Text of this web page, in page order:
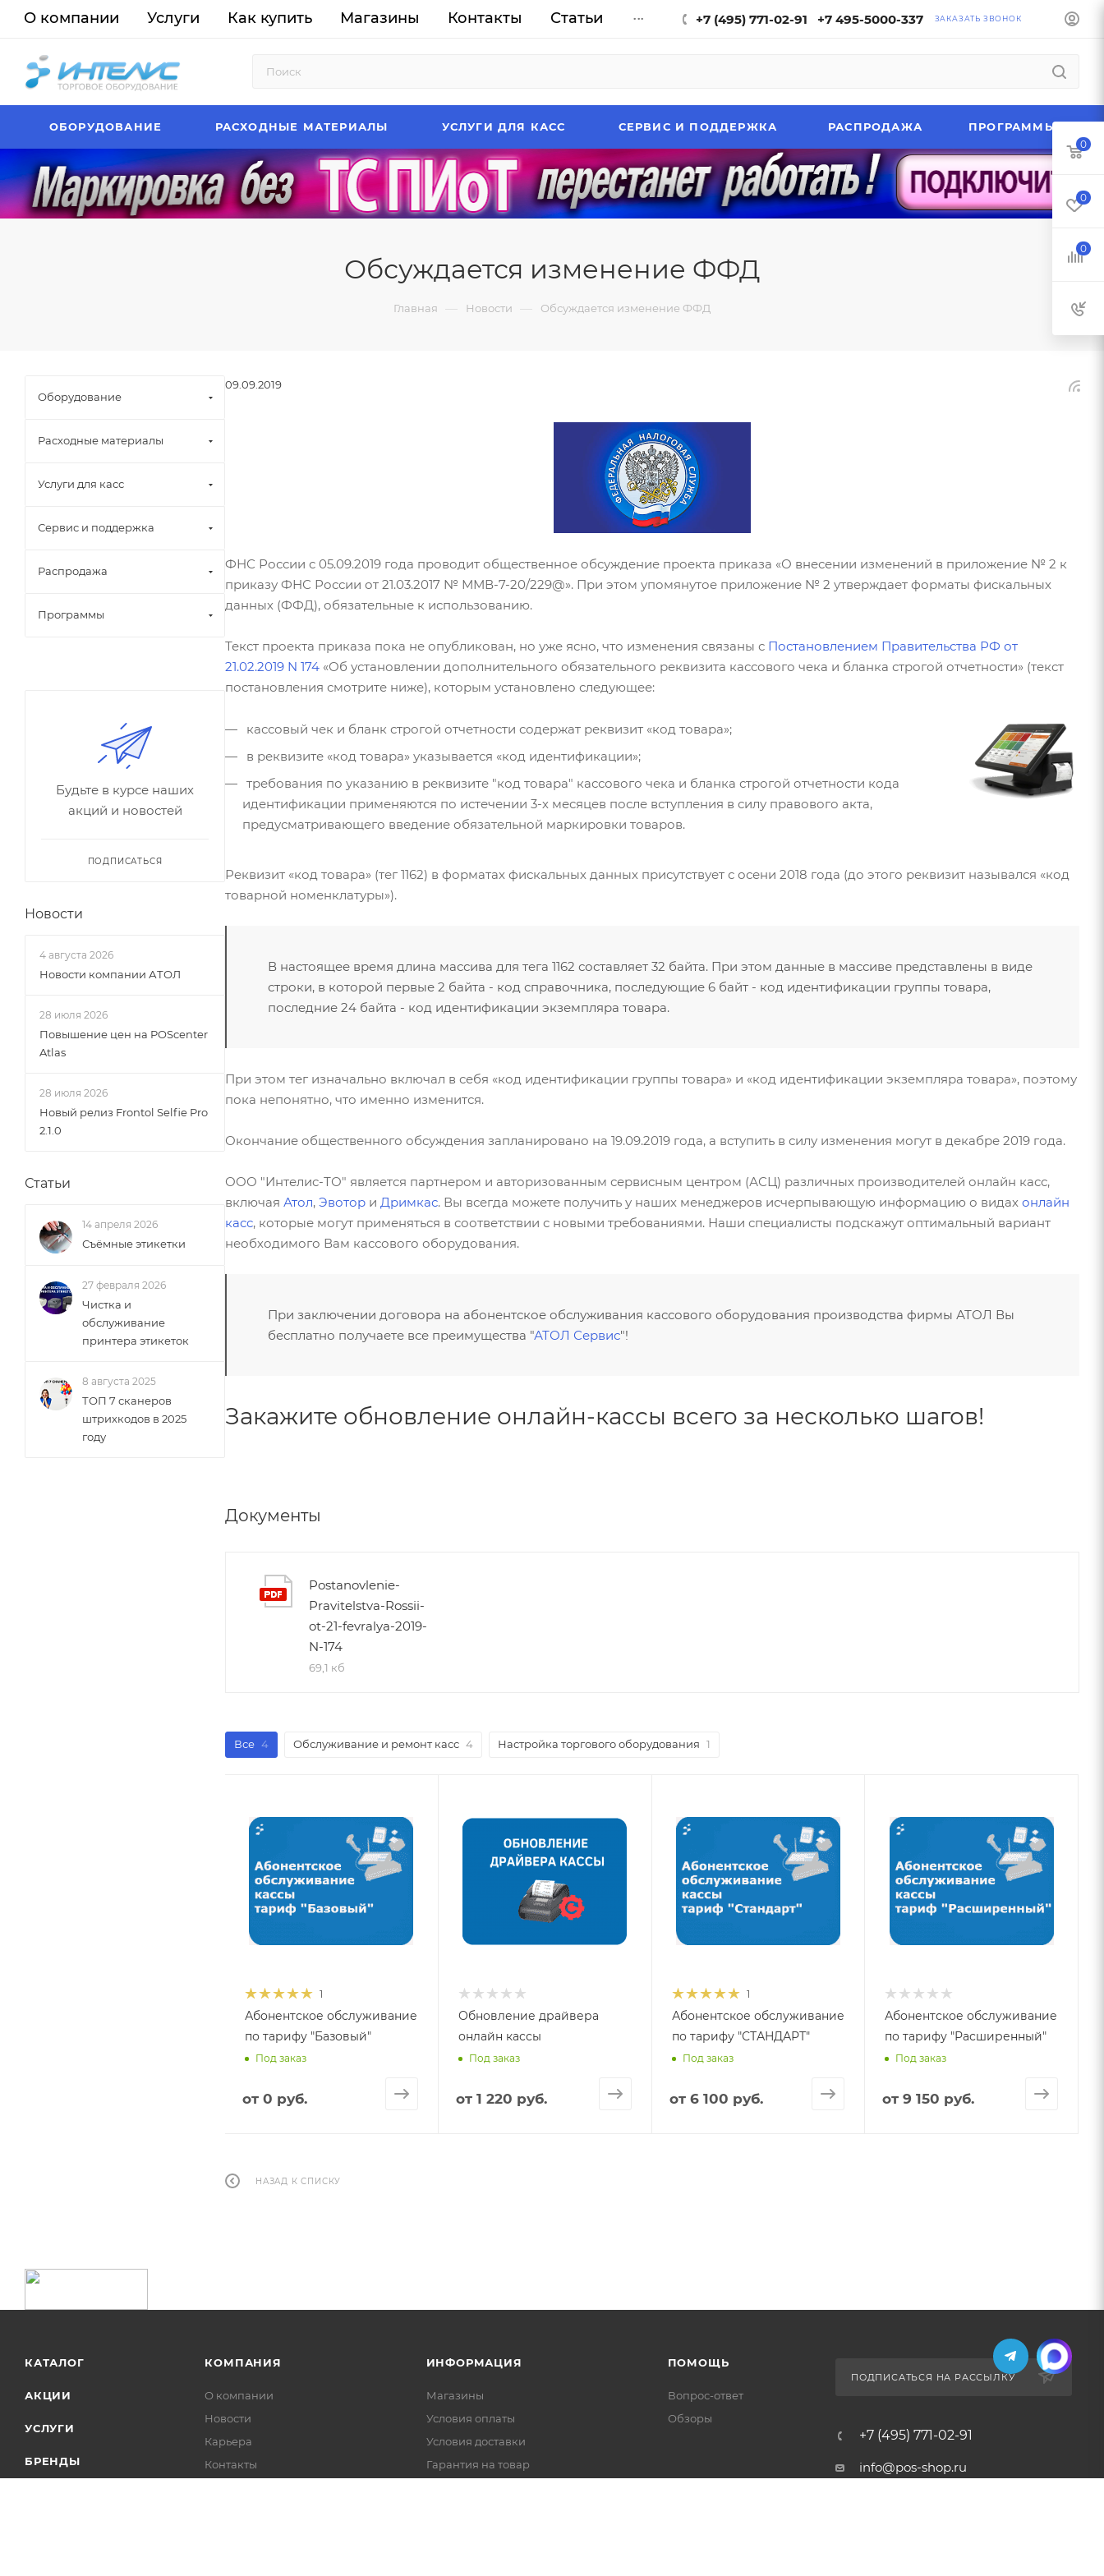
О компании Услуги Как купить Магазины Контакты Статьи ... +7 (495) 771-02-91 +7 495-5000-337 ЗАКАЗАТЬ ЗВОНОК
ОБОРУДОВАНИЕ РАСХОДНЫЕ МАТЕРИАЛЫ УСЛУГИ ДЛЯ КАСС СЕРВИС И ПОДДЕРЖКА РАСПРОДАЖА ПРОГРАММЫ
Обсуждается изменение ФФД
Главная — Новости — Обсуждается изменение ФФД
09.09.2019
ФНС России с 05.09.2019 года проводит общественное обсуждение проекта приказа «О внесении изменений в приложение № 2 к
приказу ФНС России от 21.03.2017 № ММВ-7-20/229@». При этом упомянутое приложение № 2 утверждает форматы фискальных
данных (ФФД), обязательные к использованию.
Текст проекта приказа пока не опубликован, но уже ясно, что изменения связаны с Постановлением Правительства РФ от
21.02.2019 N 174 «Об установлении дополнительного обязательного реквизита кассового чека и бланка строгой отчетности» (текст
постановления смотрите ниже), которым установлено следующее:
кассовый чек и бланк строгой отчетности содержат реквизит «код товара»;
в реквизите «код товара» указывается «код идентификации»;
требования по указанию в реквизите "код товара" кассового чека и бланка строгой отчетности кода
идентификации применяются по истечении 3-х месяцев после вступления в силу правового акта,
предусматривающего введение обязательной маркировки товаров.
Реквизит «код товара» (тег 1162) в форматах фискальных данных присутствует с осени 2018 года (до этого реквизит назывался «код
товарной номенклатуры»).
В настоящее время длина массива для тега 1162 составляет 32 байта. При этом данные в массиве представлены в виде
строки, в которой первые 2 байта - код справочника, последующие 6 байт - код идентификации группы товара,
последние 24 байта - код идентификации экземпляра товара.
При этом тег изначально включал в себя «код идентификации группы товара» и «код идентификации экземпляра товара», поэтому
пока непонятно, что именно изменится.
Окончание общественного обсуждения запланировано на 19.09.2019 года, а вступить в силу изменения могут в декабре 2019 года.
ООО "Интелис-ТО" является партнером и авторизованным сервисным центром (АСЦ) различных производителей онлайн касс,
включая Атол, Эвотор и Дримкас. Вы всегда можете получить у наших менеджеров исчерпывающую информацию о видах онлайн
касс, которые могут применяться в соответствии с новыми требованиями. Наши специалисты подскажут оптимальный вариант
необходимого Вам кассового оборудования.
При заключении договора на абонентское обслуживания кассового оборудования производства фирмы АТОЛ Вы
бесплатно получаете все преимущества "АТОЛ Сервис"!
Закажите обновление онлайн-кассы всего за несколько шагов!
Документы
Postanovlenie-
Pravitelstva-Rossii-
ot-21-fevralya-2019-
N-174
69,1 кб
Все 4 Обслуживание и ремонт касс 4 Настройка торгового оборудования 1
1
Абонентское обслуживание
по тарифу "Базовый"
Под заказ
от 0 руб.
Обновление драйвера
онлайн кассы
Под заказ
от 1 220 руб.
1
Абонентское обслуживание
по тарифу "СТАНДАРТ"
Под заказ
от 6 100 руб.
Абонентское обслуживание
по тарифу "Расширенный"
Под заказ
от9 150 руб.
НАЗАД К СПИСКУ
Оборудование
Расходные материалы
Услуги для касс
Сервис и поддержка
Распродажа
Программы
Будьте в курсе наших
акций и новостей
ПОДПИСАТЬСЯ
Новости
4 августа 2026
Новости компании АТОЛ
28 июля 2026
Повышение цен на POScenter
Atlas
28 июля 2026
Новый релиз Frontol Selfie Pro
2.1.0
Статьи
14 апреля 2026
Съёмные этикетки
27 февраля 2026
Чистка и
обслуживание
принтера этикеток
8 августа 2025
ТОП 7 сканеров
штрихкодов в 2025
году
КАТАЛОГ
АКЦИИ
УСЛУГИ
БРЕНДЫ
КОМПАНИЯ
О компании
Новости
Карьера
Контакты
ИНФОРМАЦИЯ
Магазины
Условия оплаты
Условия доставки
Гарантия на товар
ПОМОЩЬ
Вопрос-ответ
Обзоры
ПОДПИСАТЬСЯ НА РАССЫЛКУ
+7 (495) 771-02-91
info@pos-shop.ru
0
0
0